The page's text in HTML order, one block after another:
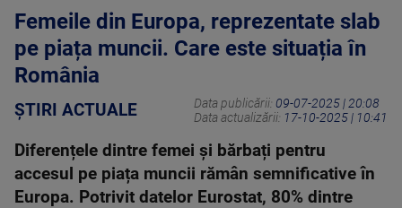
Femeile din Europa, reprezentate slab
pe piața muncii. Care este situația în
România
ȘTIRI ACTUALE Data publicării: 09-07-2025 | 20:08
Data actualizării: 17-10-2025 | 10:41
Diferențele dintre femei și bărbați pentru
accesul pe piața muncii rămân semnificative în
Europa. Potrivit datelor Eurostat, 80% dintre